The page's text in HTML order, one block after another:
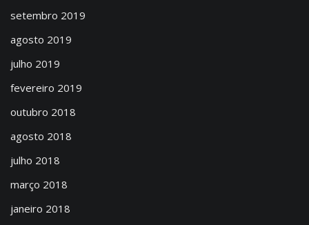
setembro 2019
agosto 2019
julho 2019
fevereiro 2019
outubro 2018
agosto 2018
julho 2018
março 2018
janeiro 2018